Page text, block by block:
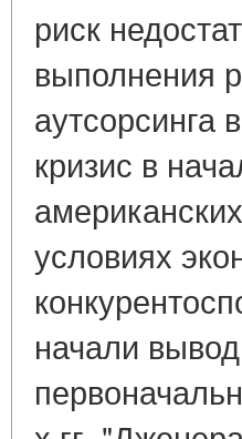
риск
выполнения
кризис в
условиях
начали